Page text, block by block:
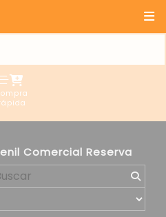
Comercial Reserva